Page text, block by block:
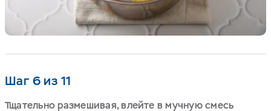
Шаг 6 из 11
Тщательно размешивая, влейте в мучную смесь